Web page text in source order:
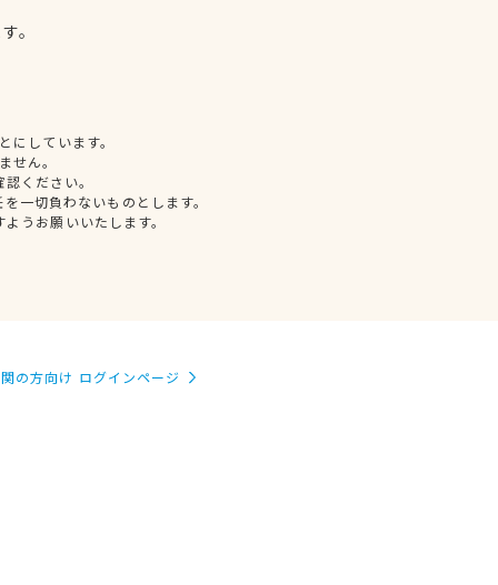
。
しています。
せん。
ください。
一切負わないものとします。
うお願いいたします。
の方向け ログインページ